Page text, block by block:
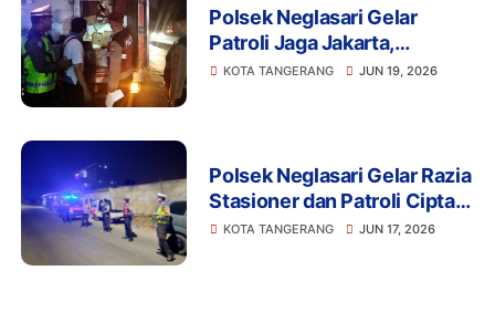
Polsek Neglasari Gelar
Patroli Jaga Jakarta,
Antisipasi Tawuran dan
KOTA TANGERANG JUN 19, 2026
Polsek Neglasari Gelar Razia
Stasioner dan Patroli Cipta
Kondisi, Situasi Wilayah
KOTA TANGERANG JUN 17, 2026